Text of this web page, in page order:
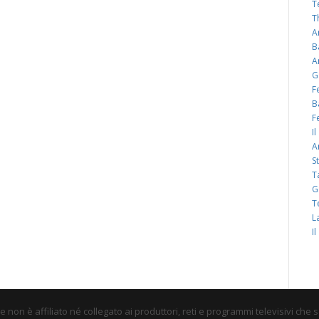
Il
Il
non è affiliato né collegato ai produttori, reti e programmi televisivi che